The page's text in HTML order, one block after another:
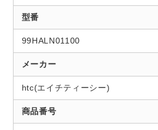
型番
99HALN01100
メーカー
htc(エイチティーシー)
商品番号